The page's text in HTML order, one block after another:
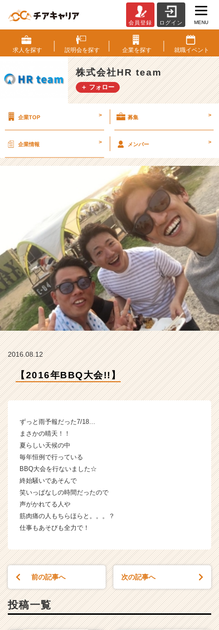
0
1
6
年
B
B
【株
社
e
a
m
の
タ
イ
ム
ラ
イ
ン】
|
ベ
ン
長
ら
ト
が
く
サ
イ
チ
ア
リ
（C
会員登録 ログイン MENU
求人を探す 説明会を探す 企業を探す 就職イベント
株式会社HR team
＋ フォロー
企業TOP > 募集 >
企業情報 > メンバー >
2016.08.12
【2016年BBQ大会!!】
ずっと雨予報だった7/18…
まさかの晴天！！
夏らしい天候の中
毎年恒例で行っている
BBQ大会を行ないました☆
終始騒いであそんで
笑いっぱなしの時間だったので
声がかれてる人や
筋肉痛の人もちらほらと。。。？
仕事もあそびも全力で！
前の記事へ 次の記事へ
投稿一覧